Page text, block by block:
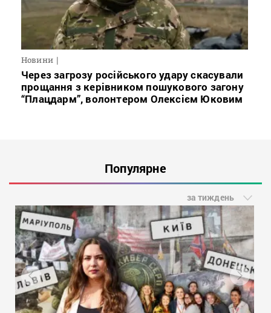
Новини
Через загрозу російського удару скасували
прощання з керівником пошукового загону
“Плацдарм”, волонтером Олексієм Юковим
Популярне
за тиждень